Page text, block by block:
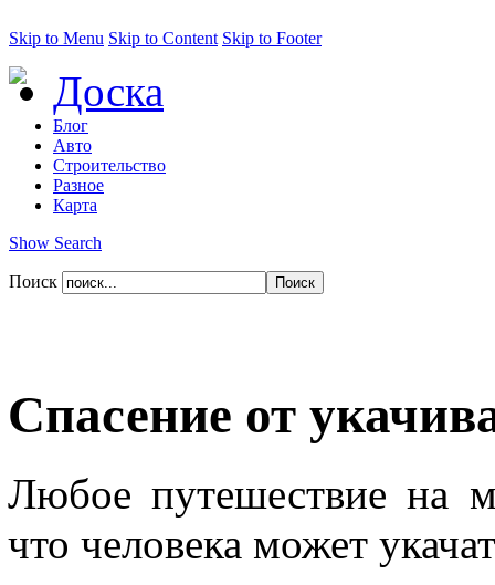
Skip to Menu Skip to Content Skip to Footer
Доска
Блог
Авто
Строительство
Разное
Карта
Show Search
Поиск
Спасение от
Любое путешествие на
что человека может